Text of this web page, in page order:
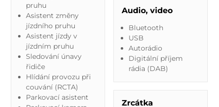
pruhu
Asistent změny
jízdního pruhu
Asistent jízdy v
jízdním pruhu
Sledování únavy
řidiče
Hlídání provozu při
couvání (RCTA)
Parkovací asistent
Audio, video
Bluetooth
USB
Autorádio
Digitální příjem
rádia (DAB)
Zrcátka